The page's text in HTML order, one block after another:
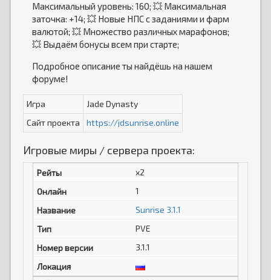
Максимальный уровень: 160; 💥 Максимальная
заточка: +14; 💥 Новые НПС с заданиями и фарм
валютой; 💥 Множество различных марафонов;
💥 Выдаём бонусы всем при старте;
Подробное описание ты найдёшь на нашем
форуме!
Игра
Jade Dynasty
Сайт проекта
https://jdsunrise.online
Игровые миры / сервера проекта:
x2
1
Sunrise 3.1.1
PVE
3.1.1